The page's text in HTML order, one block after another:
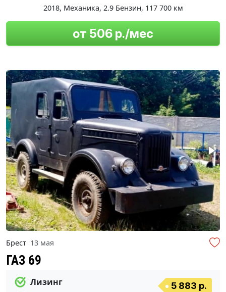
2018, Механика, 2.9 Бензин, 117 700 км
от 506 р./мес
Брест 13 мая
ГАЗ 69
Лизинг
5 883 р.